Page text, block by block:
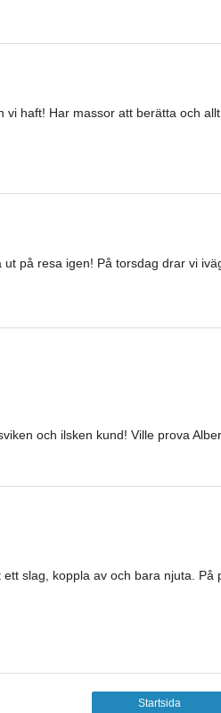
vi haft! Har massor att berätta och
på resa igen! På torsdag drar vi
och ilsken kund! Ville prova
slag, koppla av och bara njuta.
Startsida